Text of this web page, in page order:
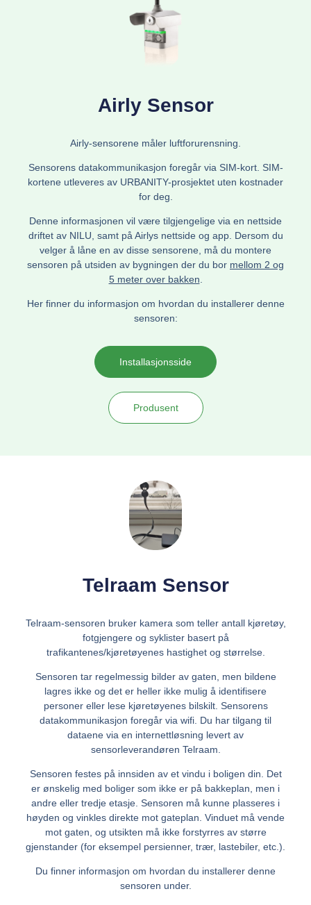
Airly Sensor
Airly-sensorene måler luftforurensning.
Sensorens datakommunikasjon foregår via SIM-kort. SIM-
kortene utleveres av URBANITY-prosjektet uten kostnader
for deg.
Denne informasjonen vil være tilgjengelige via en nettside
driftet av NILU, samt på Airlys nettside og app. Dersom du
velger å låne en av disse sensorene, må du montere
sensoren på utsiden av bygningen der du bor mellom 2 og
5 meter over bakken
Her finner du informasjon om hvordan du installerer denne
sensoren:
Installasjonsside
Produsent
Telraam Sensor
Telraam-sensoren bruker kamera som teller antall kjøretøy,
fotgjengere og syklister basert på
trafikantenes/kjøretøyenes hastighet og størrelse.
Sensoren tar regelmessig bilder av gaten, men bildene
lagres ikke og det er heller ikke mulig å identifisere
personer eller lese kjøretøyenes bilskilt. Sensorens
datakommunikasjon foregår via wifi. Du har tilgang til
dataene via en internettløsning levert av
sensorleverandøren Telraam.
Sensoren festes på innsiden av et vindu i boligen din. Det
er ønskelig med boliger som ikke er på bakkeplan, men i
andre eller tredje etasje. Sensoren må kunne plasseres i
høyden og vinkles direkte mot gateplan. Vinduet må vende
mot gaten, og utsikten må ikke forstyrres av større
gjenstander (for eksempel persienner, trær, lastebiler, etc.).
Du finner informasjon om hvordan du installerer denne
sensoren under.